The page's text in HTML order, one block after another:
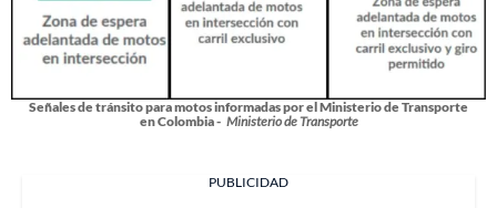
Señales de tránsito para motos informadas por el Ministerio de Transporte
en Colombia - Ministerio de Transporte
PUBLICIDAD